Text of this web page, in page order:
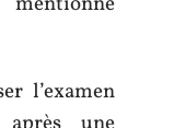
l’examen